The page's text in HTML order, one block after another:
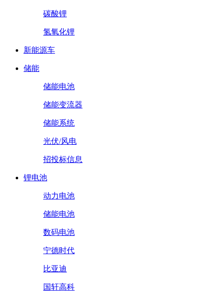
碳酸锂
氢氧化锂
新能源车
储能
储能电池
储能变流器
储能系统
光伏/风电
招投标信息
锂电池
动力电池
储能电池
数码电池
宁德时代
比亚迪
国轩高科